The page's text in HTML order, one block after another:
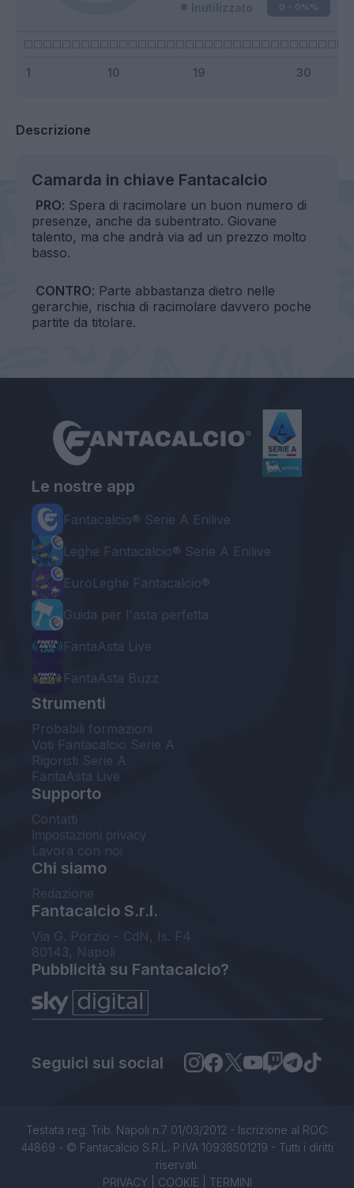
0 - 0%%
Descrizione
Camarda in chiave Fantacalcio
PRO: Spera di racimolare un buon numero di
presenze, anche da subentrato. Giovane
talento, ma che andrà via ad un prezzo molto
basso.
CONTRO: Parte abbastanza dietro nelle
gerarchie, rischia di racimolare davvero poche
partite da titolare.
Le nostre app
Fantacalcio® Serie A Enilive
Leghe Fantacalcio® Serie A Enilive
EuroLeghe Fantacalcio®
Guida per l'asta perfetta
FantaAsta Live
FantaAsta Buzz
Strumenti
Probabili formazioni
Voti Fantacalcio Serie A
Rigoristi Serie A
FantaAsta Live
Supporto
Contatti
Impostazioni privacy
Lavora con noi
Chi siamo
Redazione
Fantacalcio S.r.l.
Via G. Porzio - CdN, Is. F4
80143, Napoli
Pubblicità su Fantacalcio?
Seguici sui social
Testata reg. Trib. Napoli n.7 01/03/2012 - Iscrizione al ROC:
44869 - © Fantacalcio S.R.L. P.IVA 10938501219 - Tutti i diritti
riservati.
PRIVACY| COOKIE TERMINI